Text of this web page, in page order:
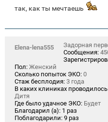
так, как ты мечтаешь
Elena-lena555
Задорная
Сообщения:
Пол: Женский
Сколько попыток ЭКО: 0
Стаж бесплодия: 3 года
В каких клиниках
Дитя
Где было удачное ЭКО: Будет
Благодарил (а): 1 раз
Поблагодарили: 9 раз